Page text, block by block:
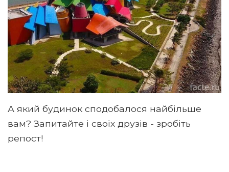
А який будинок сподобалося найбільше
вам? Запитайте і своїх друзів - зробіть
репост!